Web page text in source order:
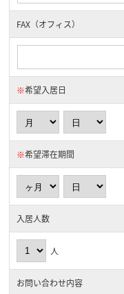
FAX（オフィス）
※希望入居日
※希望滞在期間
入居人数
人
お問い合わせ内容